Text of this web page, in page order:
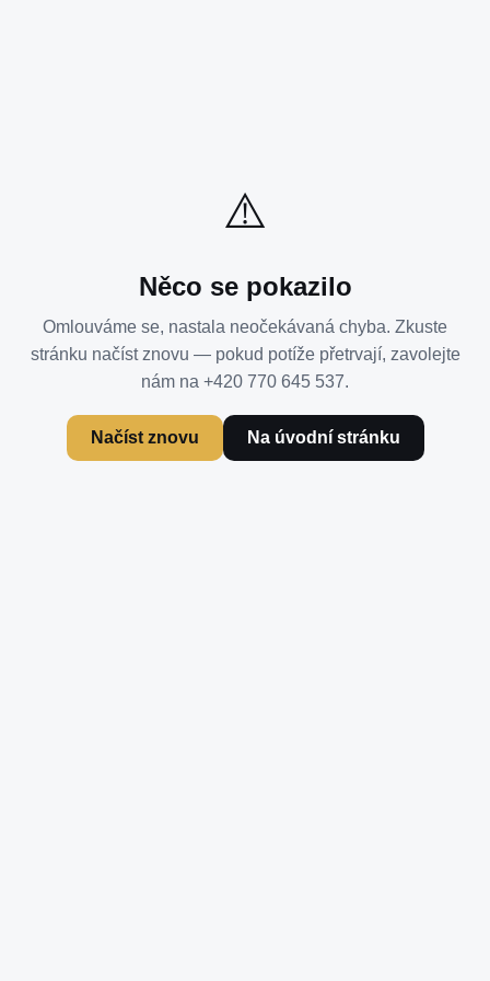
⚠️
Něco se pokazilo
Omlouváme se, nastala neočekávaná chyba. Zkuste
stránku načíst znovu — pokud potíže přetrvají, zavolejte
nám na +420 770 645 537.
Načíst znovu Na úvodní stránku